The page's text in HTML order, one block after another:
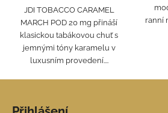
JDI TOBACCO CARAMEL
MARCH POD 20 mg přináší
klasickou tabákovou chuť s
jemnými tóny karamelu v
luxusním provedení....
ranní